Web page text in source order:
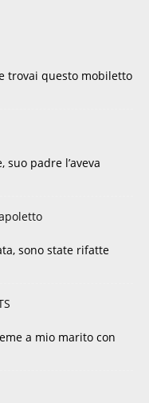
trovai questo mobiletto
padre l’aveva
sono state rifatte
a mio marito con